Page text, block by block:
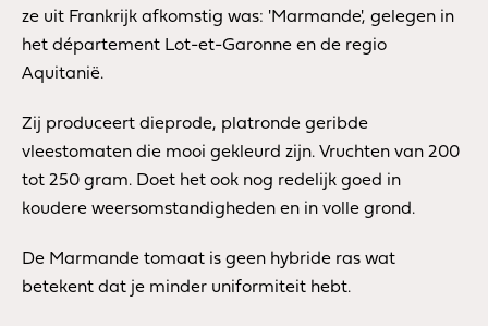
ze uit Frankrijk afkomstig was: 'Marmande', gelegen in
het département Lot-et-Garonne en de regio
Aquitanië.
Zij produceert dieprode, platronde geribde
vleestomaten die mooi gekleurd zijn. Vruchten van 200
tot 250 gram. Doet het ook nog redelijk goed in
koudere weersomstandigheden en in volle grond.
De Marmande tomaat is geen hybride ras wat
betekent dat je minder uniformiteit hebt.